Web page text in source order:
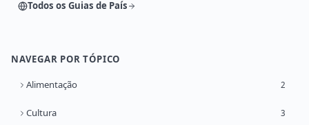
Todos os Guias de País
NAVEGAR POR TÓPICO
Alimentação 2
Cultura 3